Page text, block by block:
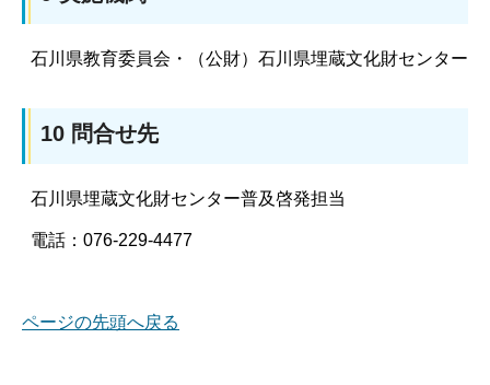
石川県教育委員会・（公財）石川県埋蔵文化財センター
10 問合せ先
石川県埋蔵文化財センター普及啓発担当
電話：076-229-4477
ページの先頭へ戻る